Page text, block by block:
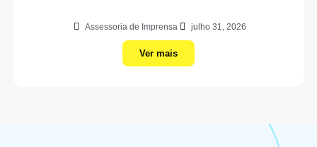
Assessoria de Imprensa julho 31, 2026
Ver mais